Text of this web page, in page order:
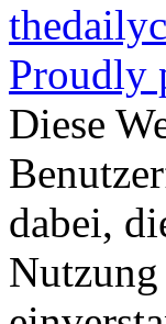
Proudly
Diese
dabei,
Nutzung